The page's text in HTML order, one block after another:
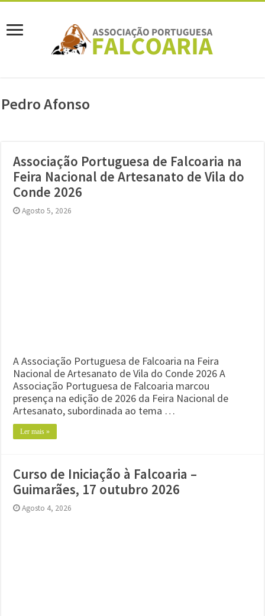
Pedro Afonso
Associação Portuguesa de Falcoaria na
Feira Nacional de Artesanato de Vila do
Conde 2026
Agosto 5, 2026
A Associação Portuguesa de Falcoaria na Feira
Nacional de Artesanato de Vila do Conde 2026 A
Associação Portuguesa de Falcoaria marcou
presença na edição de 2026 da Feira Nacional de
Artesanato, subordinada ao tema …
Ler mais »
Curso de Iniciação à Falcoaria –
Guimarães, 17 outubro 2026
Agosto 4, 2026